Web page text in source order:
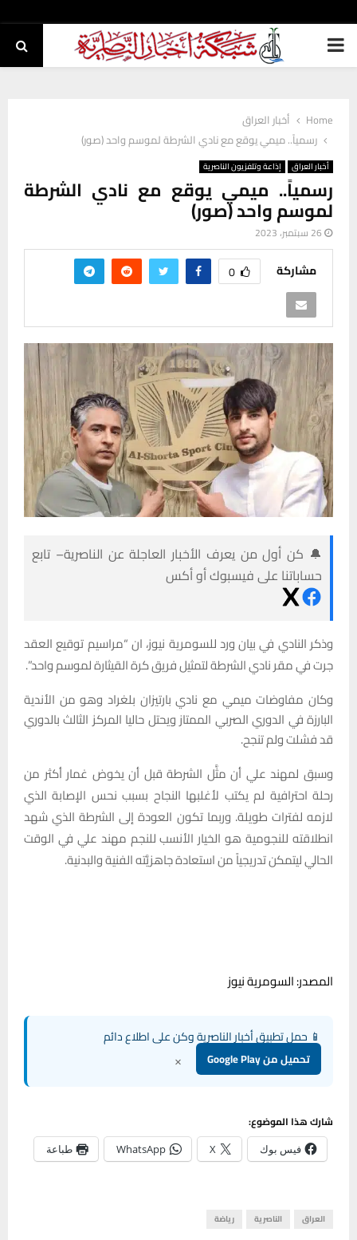
PRIMARY
Home
أخبار العراق
رسمياً.. ميمي يوقع مع نادي الشرطة لموسم واحد (صور)
أخبار العراق إذاعة وتلفزيون الناصرية
رسمياً.. ميمي يوقع مع نادي الشرطة
لموسم واحد (صور)
26 سبتمبر، 2023
مشاركة 0
🔔 كن أول من يعرف الأخبار العاجلة عن الناصرية– تابع
حساباتنا على فيسبوك أو أكس
وذكر النادي في بيان ورد للسومرية نيوز، ان “مراسيم توقيع العقد
جرت في مقر نادي الشرطة لتمثيل فريق كرة القيثارة لموسم واحد”.
وكان مفاوضات ميمي مع نادي بارتيزان بلغراد وهو من الأندية
البارزة في الدوري الصربي الممتاز ويحتل حاليا المركز الثالث بالدوري
قد فشلت ولم تنجح.
وسبق لمهند علي أن مثَّل الشرطة قبل أن يخوض غمار أكثر من
رحلة احترافية لم يكتب لأغلبها النجاح بسبب نحس الإصابة الذي
لازمه لفترات طويلة. وربما تكون العودة إلى الشرطة الذي شهد
انطلاقته للنجومية هو الخيار الأنسب للنجم مهند علي في الوقت
الحالي ليتمكن تدريجياً من استعادة جاهزيَّته الفنية والبدنية.
المصدر: السومرية نيوز
📱 حمل تطبيق أخبار الناصرية وكن على اطلاع دائم
تحميل من Google Play ×
شارك هذا الموضوع:
فيس بوك X
WhatsApp طباعة
العراق الناصرية رياضة